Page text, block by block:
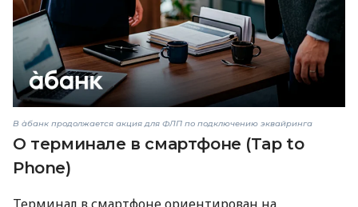
В àбанк продолжается акция для ФЛП по подключению эквайринга
О терминале в смартфоне (Tap to
Phone)